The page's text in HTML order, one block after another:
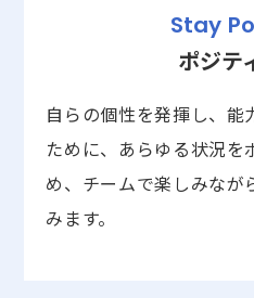
Stay
ポジテ
自らの個性を発揮し、能
ために、あらゆる状況を
め、チームで楽しみなが
みます。